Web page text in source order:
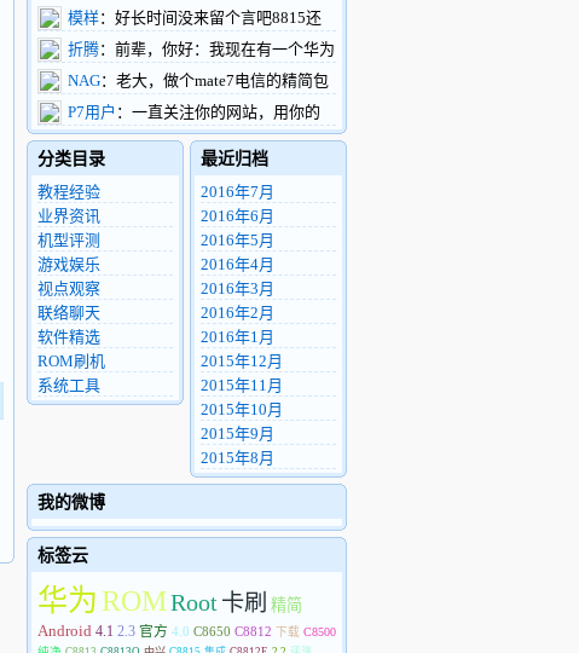
件管理不能正常工作 往系统内拷贝文件不
行能再搞一版吗
模样：好长时间没来留个言吧8815还
做三网通吗？这样做个备用很不错，下一步
有什么打算呢，做刷机包不行了！
折腾：前辈，你好：我现在有一个华为
c8500的机器。但是我百度也找不到刷机软
件，驱动的下载地址。如果您在百忙当中能
看到这条留言，希望您能把这个机器用的找
的东西包一份给我，非常感谢。
8972812@qq.com
NAG：老大，做个mate7电信的精简包
吧，网上都是东改西改的个性包
P7用户 ：一直关注你的网站，用你的
ROM4年多了，中间换了2部华为手机。现
在用华为P7 电信版，很希望你能做P7的精
简优化ROM。
分类目录
教程经验
业界资讯
机型评测
游戏娱乐
视点观察
联络聊天
软件精选
ROM刷机
系统工具
最近归档
2016年7月
2016年6月
2016年5月
2016年4月
2016年3月
2016年2月
2016年1月
2015年12月
2015年11月
2015年10月
2015年9月
2015年8月
我的微博
标签云
华为ROMRoot卡刷 精简
Android 4.1 2.3 官方 4.0 C8650 C8812 下载 C8500